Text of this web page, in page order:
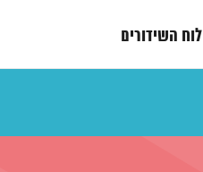
לוח השידורים